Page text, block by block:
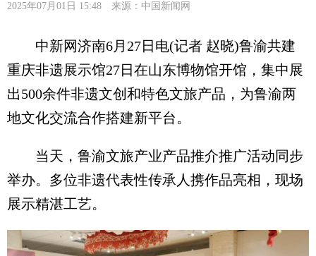
2025年07月01日 15:48 来源：中国新闻网
中新网济南6月27日电(记者 赵晓)鲁渝共建
重庆非遗展示馆27日在山东博物馆开馆，集中展
出500余件非遗文创和特色文旅产品，为鲁渝两
地文化交流合作搭建新平台。
当天，鲁渝文旅产业产品推介推广活动同步
举办。多位非遗代表性传承人携作品亮相，现场
展示精湛工艺。